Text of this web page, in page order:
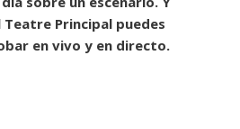
Principal puedes
en vivo y en directo.